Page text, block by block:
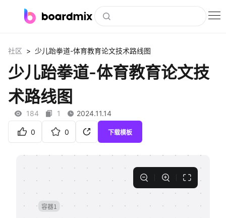
社区资源
会员
企业服务
社区 > 少儿跆拳道-体育教育论文技术路线图
少儿跆拳道-体育教育论文技
术路线图
184 1 2024.11.14
0 0 下载模板